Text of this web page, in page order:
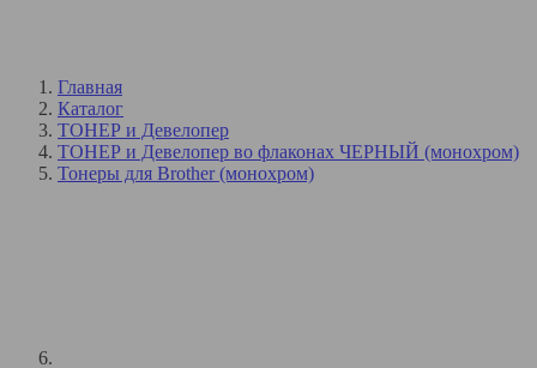
Главная
Каталог
ТОНЕР и Девелопер
ТОНЕР и Девелопер во флаконах ЧЕРНЫЙ (монохром)
Тонеры для Brother (монохром)